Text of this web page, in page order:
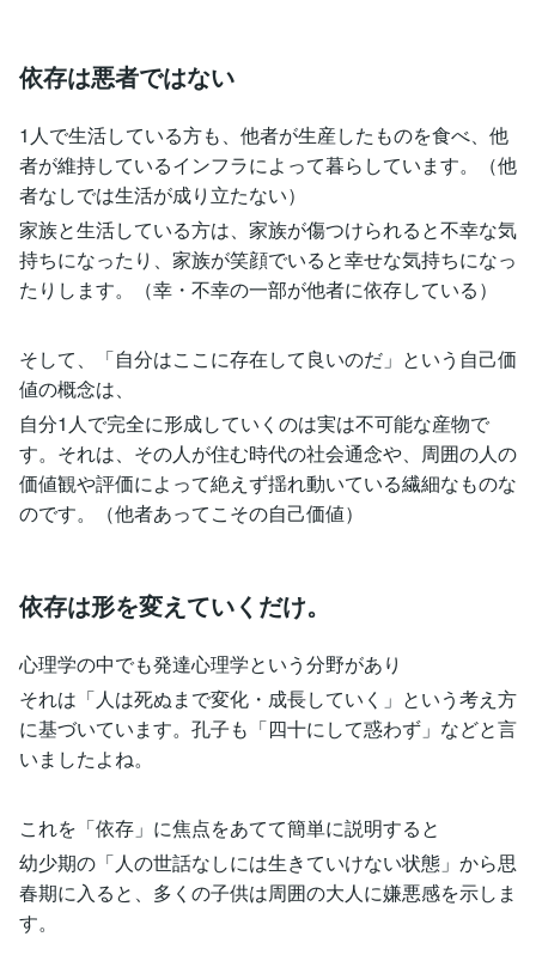
依存は悪者ではない
1人で生活している方も、他者が生産したものを食べ、他
者が維持しているインフラによって暮らしています。（他
者なしでは生活が成り立たない）
家族と生活している方は、家族が傷つけられると不幸な気
持ちになったり、家族が笑顔でいると幸せな気持ちになっ
たりします。（幸・不幸の一部が他者に依存している）
そして、「自分はここに存在して良いのだ」という自己価
値の概念は、
自分1人で完全に形成していくのは実は不可能な産物で
す。それは、その人が住む時代の社会通念や、周囲の人の
価値観や評価によって絶えず揺れ動いている繊細なものな
のです。（他者あってこその自己価値）
依存は形を変えていくだけ。
心理学の中でも発達心理学という分野があり
それは「人は死ぬまで変化・成長していく」という考え方
に基づいています。孔子も「四十にして惑わず」などと言
いましたよね。
これを「依存」に焦点をあてて簡単に説明すると
幼少期の「人の世話なしには生きていけない状態」から思
春期に入ると、多くの子供は周囲の大人に嫌悪感を示しま
す。